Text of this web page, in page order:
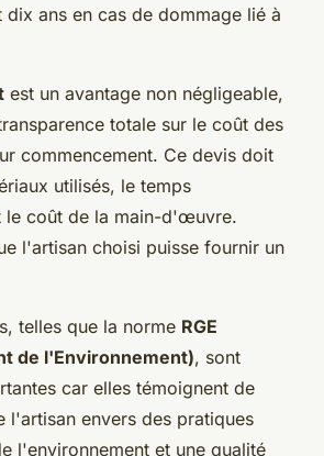
ans en cas de dommage lié à
est un avantage non négligeable,
totale sur le coût des
commencement. Ce devis doit
utilisés, le temps
le coût de la main-d'œuvre.
l'artisan choisi puisse fournir un
telles que la norme RGE
de l'Environnement), sont
car elles témoignent de
l'artisan envers des pratiques
l'environnement et une qualité